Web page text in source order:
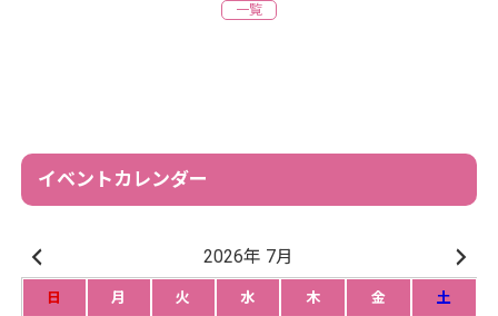
一覧
イベントカレンダー
2026年 7月
日 月 火 水 木 金
土